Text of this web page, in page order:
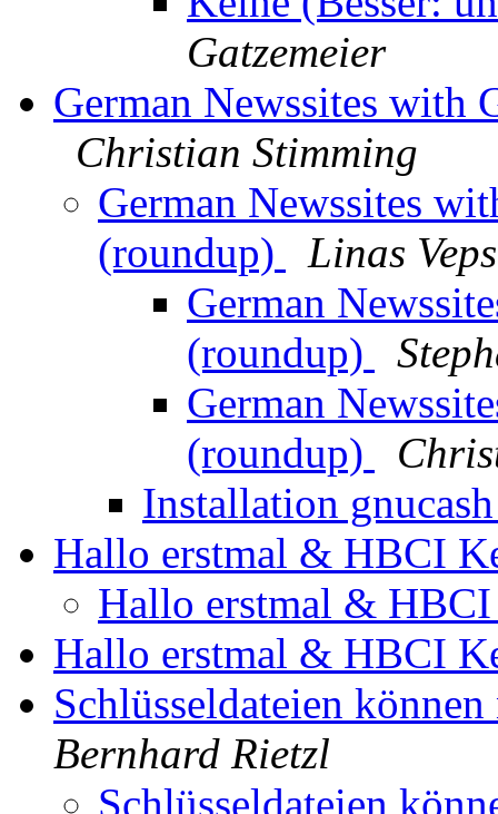
Gatzemeier
German Newssites with
Christian Stimming
German Newssites
(roundup)
Linas
German
(roundup)
German
(roundup)
Installation
Hallo erstmal & HBCI
Hallo erstmal &
Hallo erstmal & HBCI
Schlüsseldateien
Bernhard Rietzl
Schlüsseldateien